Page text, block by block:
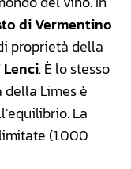
di Vermentino
proprietà della
Lenci. È lo stesso
Limes è
La
(1.000